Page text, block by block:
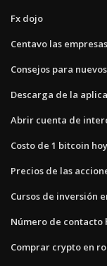
Fx dojo
Centavo las
Consejos para
Descarga de la
Abrir cuenta de
Costo de 1 bitcoin hoy
Precios de las
Cursos de inversión
Número de contacto
Comprar crypto en